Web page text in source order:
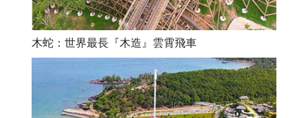
木蛇：世界最長『木造』雲霄飛車